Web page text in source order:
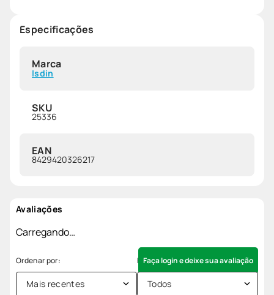
Especificações
Marca
Isdin
SKU
25336
EAN
8429420326217
Avaliações
Carregando…
Faça login e deixe sua avaliação
Mais recentes Todos